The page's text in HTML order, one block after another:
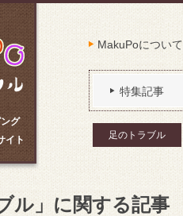
グ
イト
MakuPoについて
特集記事
足のトラブル
ル」に関する記事